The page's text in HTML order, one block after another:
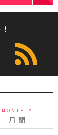
MONTHLY
月 間